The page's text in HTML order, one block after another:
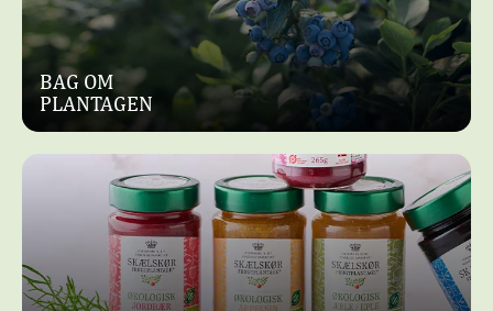
BAG OM
PLANTAGEN